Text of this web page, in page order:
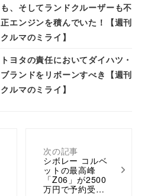
次の記事
シボレー コルベ
ットの最高峰
「Z06」が2500
万円で予約受…
も、そしてランドクルーザーも不
正エンジンを積んでいた！【週刊
クルマのミライ】
トヨタの責任においてダイハツ・
ブランドをリボーンすべき【週刊
クルマのミライ】